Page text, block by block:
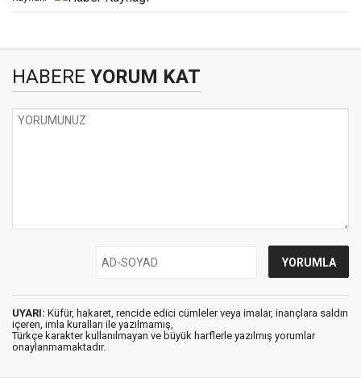
HABERE YORUM KAT
UYARI: Küfür, hakaret, rencide edici cümleler veya imalar, inançlara saldırı
içeren, imla kuralları ile yazılmamış,
Türkçe karakter kullanılmayan ve büyük harflerle yazılmış yorumlar
onaylanmamaktadır.